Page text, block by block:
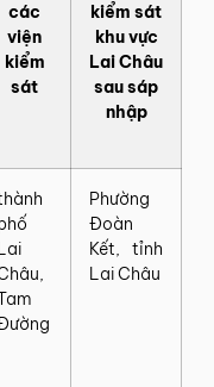
các
viện
kiểm
sát
kiểm sát
khu vực
Lai Châu
sau sáp
nhập
Phường
Đoàn
Kết, tỉnh
Lai Châu